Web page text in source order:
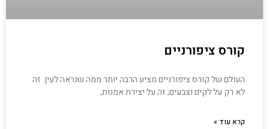
קורס ציפורניים
העולם של קורס ציפורניים מציע הרבה יותר ממה שנראה לעין. זה
לא רק על לקים וצבעים; זה על יצירת אמנות,
קרא עוד »